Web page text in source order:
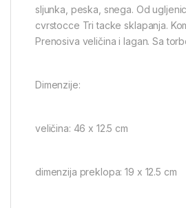
sljunka, peska, snega. Od
cvrstocce Tri tacke sklapanja.
Prenosiva veličina i lagan. Sa
Dimenzije:
veličina: 46 x 12.5 cm
dimenzija preklopa: 19 x 12.5 cm